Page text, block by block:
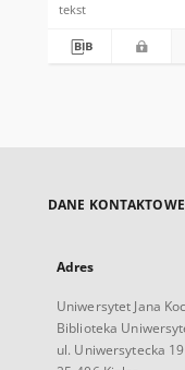
tekst
DANE KONTAKTOWE
Adres
Uniwersytet Jana
Biblioteka
ul. Uniwersytecka 19